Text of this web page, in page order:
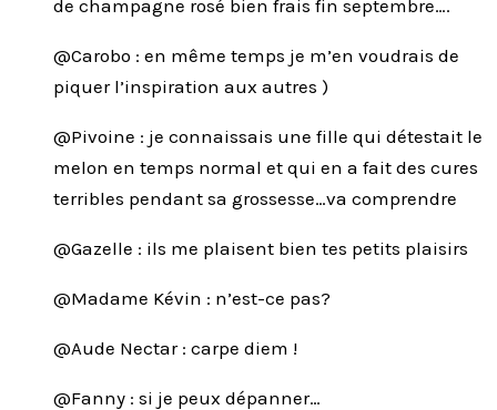
de champagne rosé bien frais fin septembre….
@Carobo : en même temps je m’en voudrais de
piquer l’inspiration aux autres )
@Pivoine : je connaissais une fille qui détestait le
melon en temps normal et qui en a fait des cures
terribles pendant sa grossesse…va comprendre
@Gazelle : ils me plaisent bien tes petits plaisirs
@Madame Kévin : n’est-ce pas?
@Aude Nectar : carpe diem !
@Fanny : si je peux dépanner…